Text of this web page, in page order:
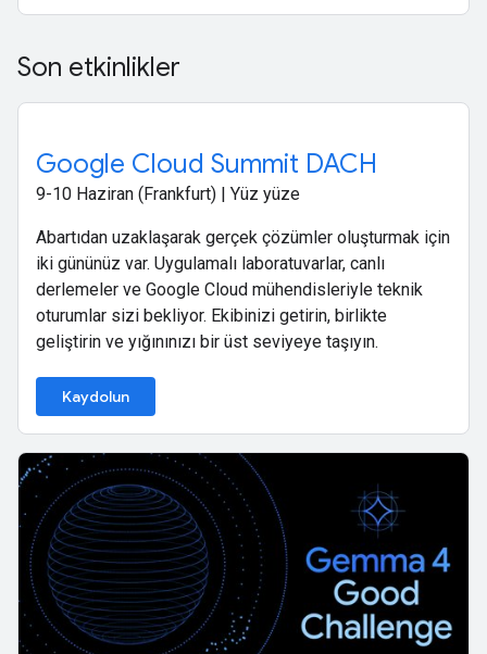
Son etkinlikler
Google Cloud Summit DACH
9-10 Haziran (Frankfurt) | Yüz yüze
Abartıdan uzaklaşarak gerçek çözümler oluşturmak için
iki gününüz var. Uygulamalı laboratuvarlar, canlı
derlemeler ve Google Cloud mühendisleriyle teknik
oturumlar sizi bekliyor. Ekibinizi getirin, birlikte
geliştirin ve yığınınızı bir üst seviyeye taşıyın.
Kaydolun